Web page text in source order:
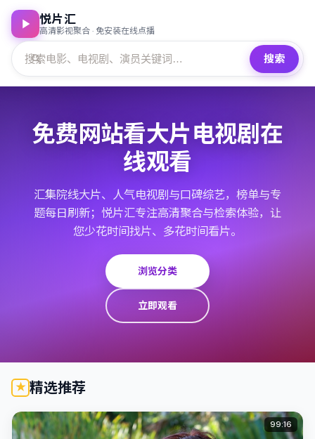
悦片汇
高清影视聚合 · 免安装在线点播
搜索
免费网站看大片电视剧在
线观看
汇集院线大片、人气电视剧与口碑综艺，榜单与专
题每日刷新；悦片汇专注高清聚合与检索体验，让
您少花时间找片、多花时间看片。
浏览分类
立即观看
精选推荐
99:16